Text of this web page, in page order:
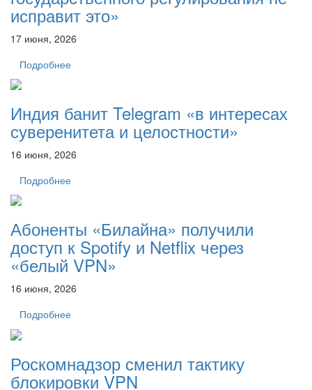
исправит это»
17 июня, 2026
Подробнее
Индия банит Telegram «в интересах
суверенитета и целостности»
16 июня, 2026
Подробнее
Абоненты «Билайна» получили
доступ к Spotify и Netflix через
«белый VPN»
16 июня, 2026
Подробнее
Роскомнадзор сменил тактику
блокировки VPN